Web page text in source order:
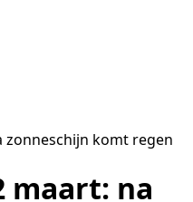
zonneschijn komt regen
maart: na